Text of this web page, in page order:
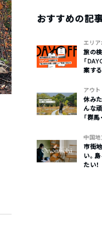
おすすめの記
エリ
旅の
「
案す
アウ
休み
んな
「群馬
中国地
市街
い。
たい